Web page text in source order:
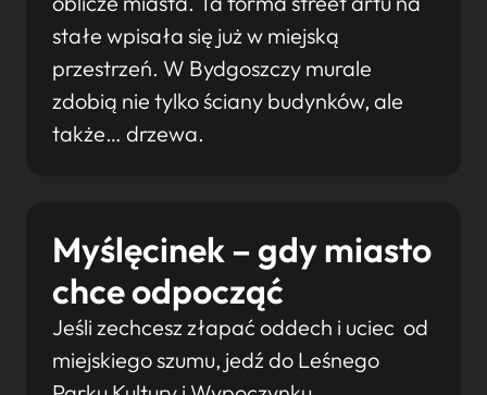
stałe wpisała się już w miejską
przestrzeń. W Bydgoszczy murale
zdobią nie tylko ściany budynków, ale
także… drzewa.
Myślęcinek – gdy miasto
chce odpocząć
Jeśli zechcesz złapać oddech i uciec od
miejskiego szumu, jedź do Leśnego